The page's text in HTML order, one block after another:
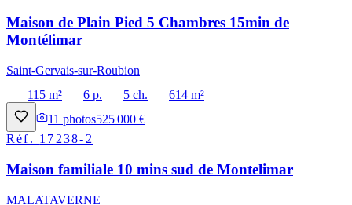
Maison de Plain Pied 5 Chambres 15min de
Montélimar
Saint-Gervais-sur-Roubion
115 m²
6 p. 5 ch.
614 m²
11 photos525 000 €
Réf. 17238-2
Maison familiale 10 mins sud de Montelimar
MALATAVERNE